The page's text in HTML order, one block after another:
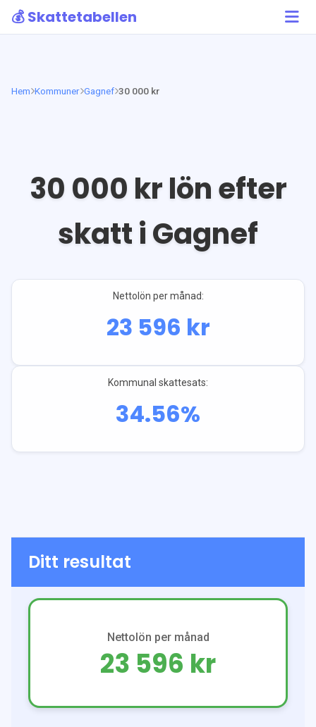
💰 Skattetabellen
Hem Kommuner Gagnef 30 000 kr
30 000 kr lön efter
skatt iGagnef
Nettolön per månad:
23 596 kr
Kommunal skattesats:
34.56%
Ditt resultat
Nettolön per månad
23 596 kr